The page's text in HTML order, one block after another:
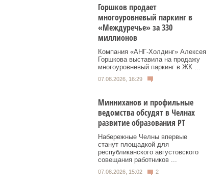
Горшков продает
многоуровневый паркинг в
«Междуречье» за 330
миллионов
Компания «АНГ-Холдинг» Алексея
Горшкова выставила на продажу
многоуровневый паркинг в ЖК ...
07.08.2026, 16:29
Минниханов и профильные
ведомства обсудят в Челнах
развитие образования РТ
Набережные Челны впервые
станут площадкой для
республиканского августовского
совещания работников ...
07.08.2026, 15:02 2